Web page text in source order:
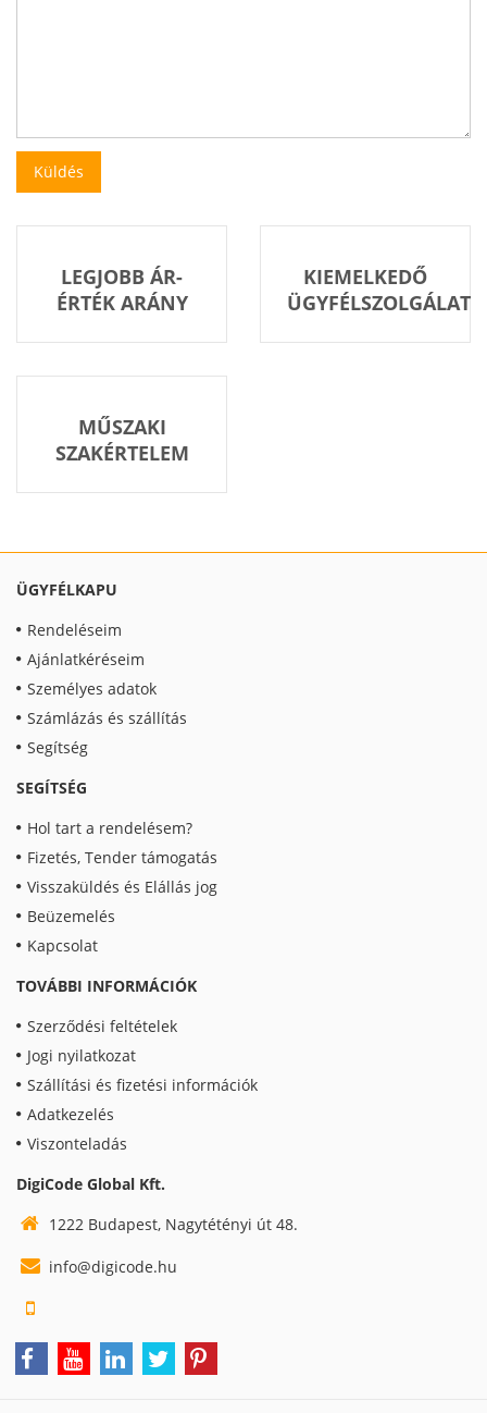
LEGJOBB ÁR-
ÉRTÉK ARÁNY
KIEMELKEDŐ
ÜGYFÉLSZOLGÁLAT
MŰSZAKI
SZAKÉRTELEM
ÜGYFÉLKAPU
Rendeléseim
Ajánlatkéréseim
Személyes adatok
Számlázás és szállítás
Segítség
SEGÍTSÉG
Hol tart a rendelésem?
Fizetés, Tender támogatás
Visszaküldés és Elállás jog
Beüzemelés
Kapcsolat
TOVÁBBI INFORMÁCIÓK
Szerződési feltételek
Jogi nyilatkozat
Szállítási és fizetési információk
Adatkezelés
Viszonteladás
DigiCode Global Kft.
1222 Budapest, Nagytétényi út 48.
info@digicode.hu